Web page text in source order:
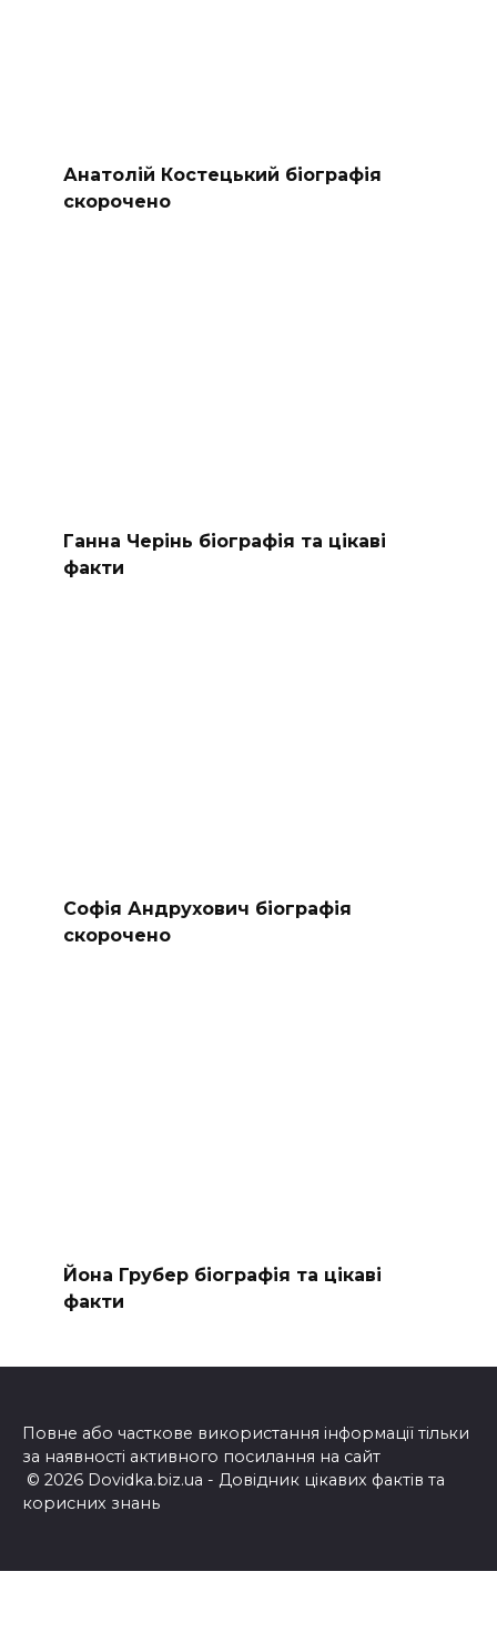
Анатолій Костецький біографія
скорочено
Ганна Черінь біографія та цікаві
факти
Софія Андрухович біографія
скорочено
Йона Грубер біографія та цікаві
факти
Повне або часткове використання інформації тільки
за наявності активного посилання на сайт
© 2026 Dovidka.biz.ua - Довідник цікавих фактів та
корисних знань